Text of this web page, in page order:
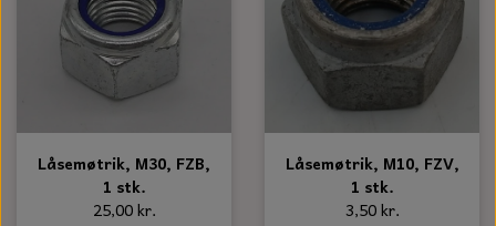
Låsemøtrik, M30, FZB,
1 stk.
25,00 kr.
Låsemøtrik, M10, FZV,
1 stk.
3,50 kr.